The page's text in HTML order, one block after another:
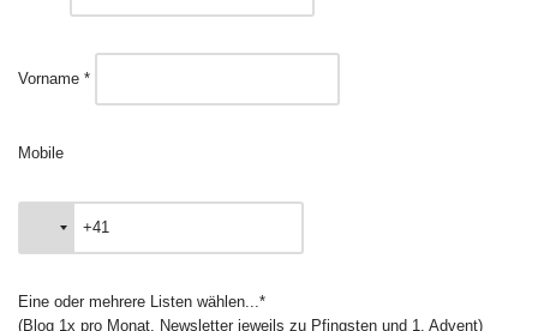
Vorname *
Mobile
Eine oder mehrere Listen wählen...*
(Blog 1x pro Monat, Newsletter jeweils zu Pfingsten und 1. Advent)